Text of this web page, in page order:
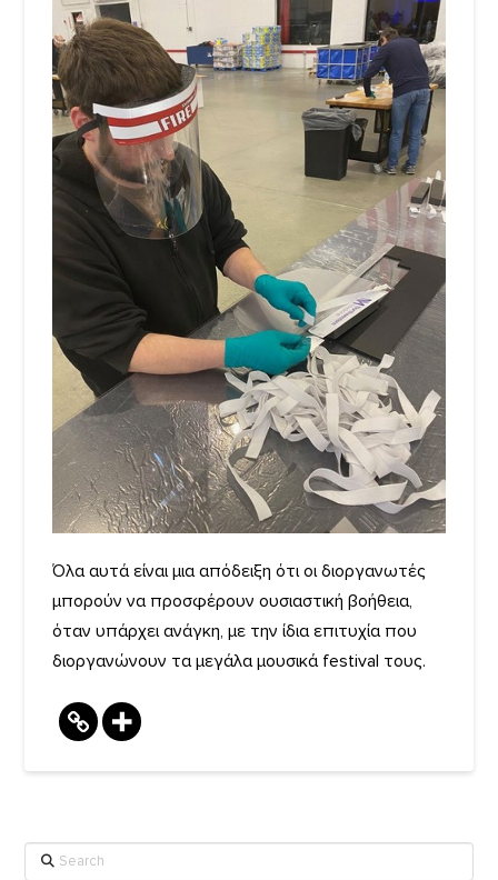
Όλα αυτά είναι μια απόδειξη ότι οι διοργανωτές
μπορούν να προσφέρουν ουσιαστική βοήθεια,
όταν υπάρχει ανάγκη, με την ίδια επιτυχία που
διοργανώνουν τα μεγάλα μουσικά festival τους.
Search